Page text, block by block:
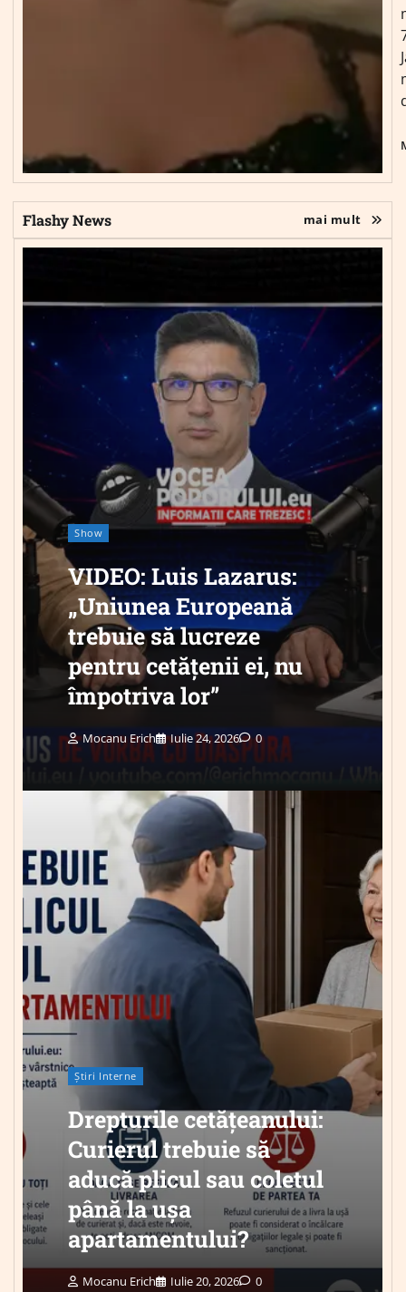
Flashy News mai mult
Show
VIDEO: Luis Lazarus:
„Uniunea Europeană
trebuie să lucreze
pentru cetățenii ei, nu
împotriva lor”
Mocanu Erich Iulie 24, 2026 0
Știri Interne
Drepturile cetățeanului:
Curierul trebuie să
aducă plicul sau coletul
până la ușa
apartamentului?
Mocanu Erich Iulie 20, 2026 0